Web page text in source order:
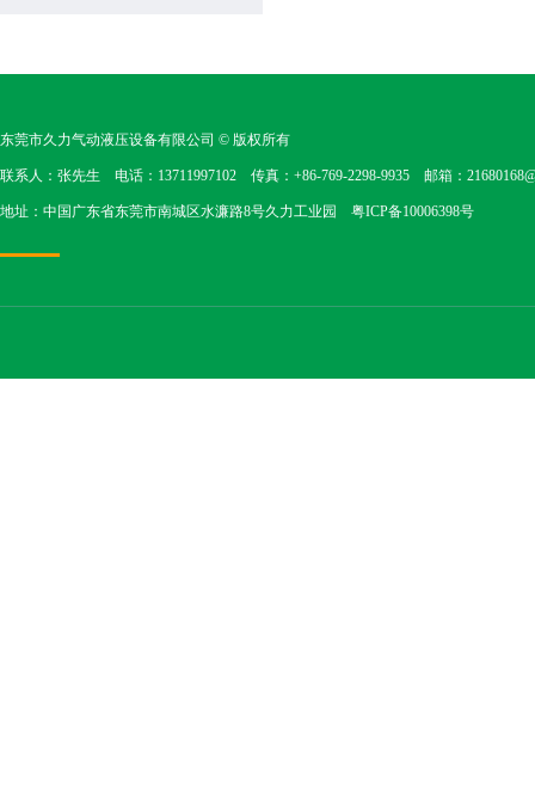
东莞市久力气动液压设备有限公司 © 版权所有
联系人：张先生 电话：13711997102 传真：+86-769-2298-9935 邮箱：
地址：中国广东省东莞市南城区水濂路8号久力工业园 粤ICP备10006398号